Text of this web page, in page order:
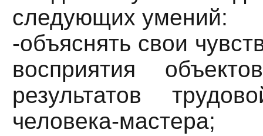
следующих умений:
-объяснять свои
восприятия
результатов
человека-мастера;